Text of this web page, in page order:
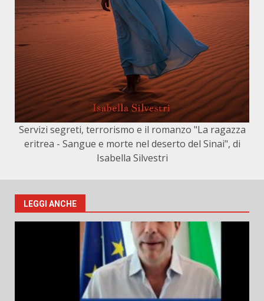
Servizi segreti, terrorismo e il romanzo "La ragazza
eritrea - Sangue e morte nel deserto del Sinai", di
Isabella Silvestri
LEGGI ANCHE